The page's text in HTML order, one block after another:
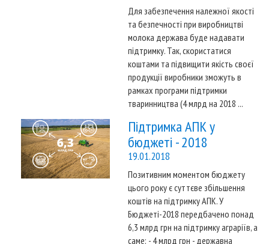
Для забезпечення належної якості
та безпечності при виробництві
молока держава буде надавати
підтримку. Так, скористатися
коштами та підвищити якість своєї
продукції виробники зможуть в
рамках програми підтримки
тваринництва (4 млрд на 2018 ...
Підтримка АПК у
бюджеті - 2018
19.01.2018
Позитивним моментом бюджету
цього року є суттєве збільшення
коштів на підтримку АПК. У
Бюджеті-2018 передбачено понад
6,3 млрд грн на підтримку аграріїв, а
саме: - 4 млрд грн - державна